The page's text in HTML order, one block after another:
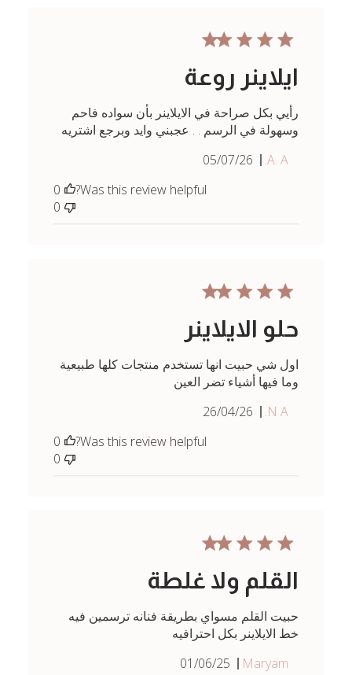
ايلاينر روعة
رأيي بكل صراحة في الايلاينر بأن سواده فاحم
وسهولة في الرسم . . عجبني وايد وبرجع اشتريه
A. A.
Published05/07/26
Was this review helpful?
0
0
حلو الايلاينر
اول شي حبيت انها تستخدم منتجات كلها طبيعية
وما فيها أشياء تضر العين
N A.
Published26/04/26
Was this review helpful?
0
0
القلم ولا غلطة
حبيت القلم مسواي بطريقة فنانه ترسمين فيه
خط الايلاينر بكل احترافيه
Maryam
Published01/06/25